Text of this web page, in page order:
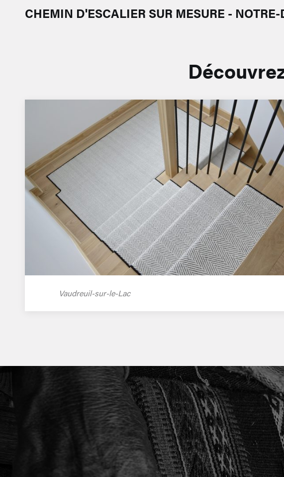
CHEMIN D'ESCALIER SUR MESURE -
Vaudreuil-sur-le-Lac